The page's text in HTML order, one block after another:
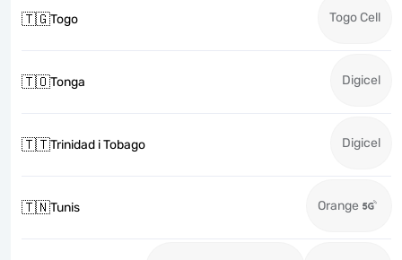
🇹🇬Togo Togo Cell
🇹🇴Tonga Digicel
🇹🇹Trinidad i Tobago Digicel
🇹🇳Tunis Orange